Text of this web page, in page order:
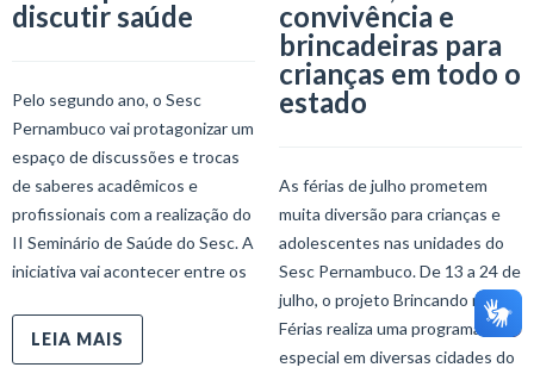
discutir saúde
Pelo segundo ano, o Sesc
Pernambuco vai protagonizar um
espaço de discussões e trocas
de saberes acadêmicos e
profissionais com a realização do
II Seminário de Saúde do Sesc. A
iniciativa vai acontecer entre os
LEIA MAIS
convivência e
brincadeiras para
crianças em todo o
estado
As férias de julho prometem
muita diversão para crianças e
adolescentes nas unidades do
Sesc Pernambuco. De 13 a 24 de
julho, o projeto Brincando nas
Férias realiza uma programação
especial em diversas cidades do